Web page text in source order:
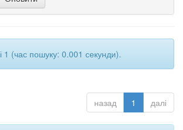
1 (час пошуку: 0.001 секунди).
назад 1 далі